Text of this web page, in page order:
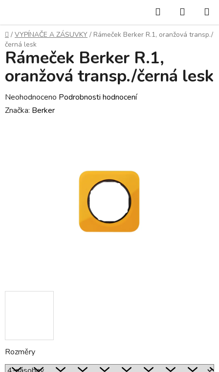
obsah
Hledat
KOŠÍK
Domů
/ VYPÍNAČE A ZÁSUVKY / Rámeček Berker R.1, oranžová transp./
černá lesk
Rozměry
Rámeček Berker R.1,
oranžová transp./černá lesk
Průměrné
hodnocení
Neohodnoceno Podrobnosti hodnocení
Značka: Berker